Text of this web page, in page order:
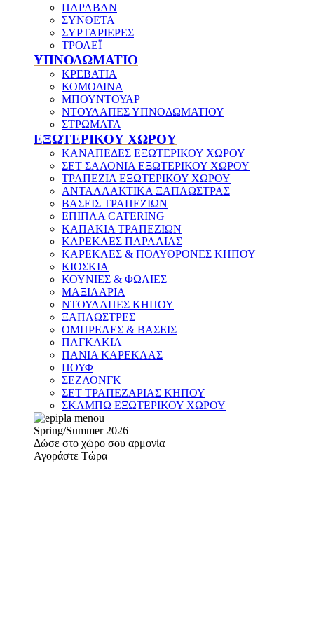
ΠΑΡΑΒΑΝ
ΣΥΝΘΕΤΑ
ΣΥΡΤΑΡΙΕΡΕΣ
ΤΡΟΛΕΪ
ΥΠΝΟΔΩΜΑΤΙΟ
ΚΡΕΒΑΤΙΑ
ΚΟΜΟΔΙΝΑ
ΜΠΟΥΝΤΟΥΑΡ
ΝΤΟΥΛΑΠΕΣ ΥΠΝΟΔΩΜΑΤΙΟΥ
ΣΤΡΩΜΑΤΑ
ΕΞΩΤΕΡΙΚΟΥ ΧΩΡΟΥ
ΚΑΝΑΠΕΔΕΣ ΕΞΩΤΕΡΙΚΟΥ ΧΩΡΟΥ
ΣΕΤ ΣΑΛΟΝΙΑ ΕΞΩΤΕΡΙΚΟΥ ΧΩΡΟΥ
ΤΡΑΠΕΖΙΑ ΕΞΩΤΕΡΙΚΟΥ ΧΩΡΟΥ
ΑΝΤΑΛΛΑΚΤΙΚΑ ΞΑΠΛΩΣΤΡΑΣ
ΒΑΣΕΙΣ ΤΡΑΠΕΖΙΩΝ
ΕΠΙΠΛΑ CATERING
ΚΑΠΑΚΙΑ ΤΡΑΠΕΖΙΩΝ
ΚΑΡΕΚΛΕΣ ΠΑΡΑΛΙΑΣ
ΚΑΡΕΚΛΕΣ & ΠΟΛΥΘΡΟΝΕΣ ΚΗΠΟΥ
ΚΙΟΣΚΙΑ
ΚΟΥΝΙΕΣ & ΦΩΛΙΕΣ
ΜΑΞΙΛΑΡΙΑ
ΝΤΟΥΛΑΠΕΣ ΚΗΠΟΥ
ΞΑΠΛΩΣΤΡΕΣ
ΟΜΠΡΕΛΕΣ & ΒΑΣΕΙΣ
ΠΑΓΚΑΚΙΑ
ΠΑΝΙΑ ΚΑΡΕΚΛΑΣ
ΠΟΥΦ
ΣΕΖΛΟΝΓΚ
ΣΕΤ ΤΡΑΠΕΖΑΡΙΑΣ ΚΗΠΟΥ
ΣΚΑΜΠΩ ΕΞΩΤΕΡΙΚΟΥ ΧΩΡΟΥ
Spring/Summer 2026
Δώσε στο χώρο σου αρμονία
Αγοράστε Τώρα